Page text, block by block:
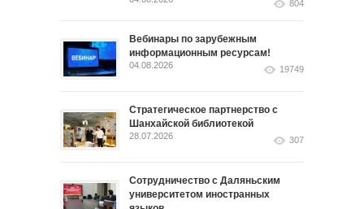
804
Вебинары по зарубежным
информационным ресурсам!
04.08.2026 19749
Стратегическое партнерство с
Шанхайской библиотекой
28.07.2026 307
Сотрудничество с Даляньским
университетом иностранных